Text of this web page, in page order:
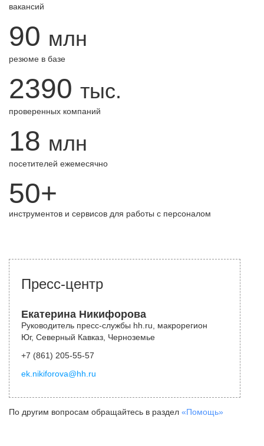
вакансий
90 млн
резюме в базе
2390 тыс.
проверенных компаний
18 млн
посетителей ежемесячно
50+
инструментов и сервисов для работы с персоналом
Пресс-центр
Екатерина Никифорова
Руководитель пресс-службы hh.ru, макрорегион
Юг, Северный Кавказ, Черноземье
+7 (861) 205-55-57
ek.nikiforova@hh.ru
По другим вопросам обращайтесь в раздел «Помощь»